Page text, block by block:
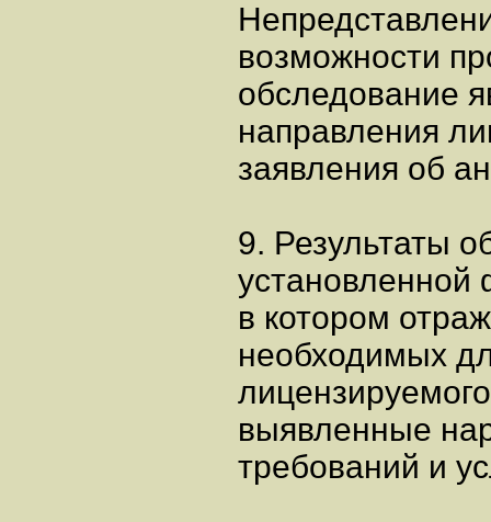
возможности
обследование
направления
заявления об
9. Результаты
в котором
необходимых
выявленные
требований и